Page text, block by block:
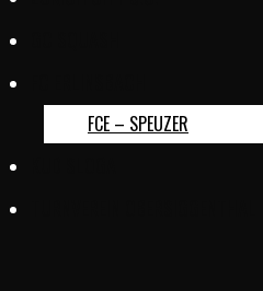
FCE – SPEUZER